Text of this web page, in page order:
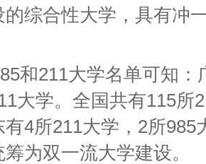
综合性大学，具有冲
和211大学名单可知：
大学。全国共有115所
4所211大学，2所985
为双一流大学建设。